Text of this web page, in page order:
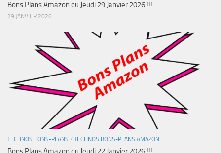
Bons Plans Amazon du Jeudi 29 Janvier 2026 !!!
29 JANVIER 2026
TECHNOS BONS-PLANS / TECHNOS BONS-PLANS AMAZON
Bons Plans Amazon du Jeudi 22 Janvier 2026 !!!